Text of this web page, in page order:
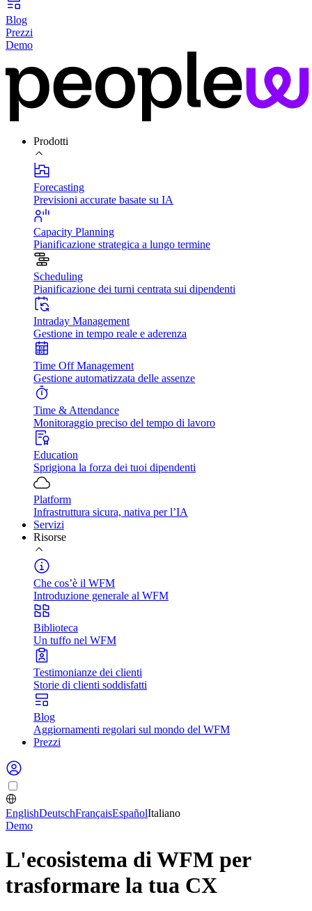
Blog
Prezzi
Demo
Prodotti
Forecasting
Previsioni accurate basate su IA
Capacity Planning
Pianificazione strategica a lungo termine
Scheduling
Pianificazione dei turni centrata sui dipendenti
Intraday Management
Gestione in tempo reale e aderenza
Time Off Management
Gestione automatizzata delle assenze
Time & Attendance
Monitoraggio preciso del tempo di lavoro
Education
Sprigiona la forza dei tuoi dipendenti
Platform
Infrastruttura sicura, nativa per l’IA
Servizi
Risorse
Che cos’è il WFM
Introduzione generale al WFM
Biblioteca
Un tuffo nel WFM
Testimonianze dei clienti
Storie di clienti soddisfatti
Blog
Aggiornamenti regolari sul mondo del WFM
Prezzi
EnglishDeutschFrançaisEspañolItaliano
Demo
L'ecosistema di WFM per
trasformare la tua CX